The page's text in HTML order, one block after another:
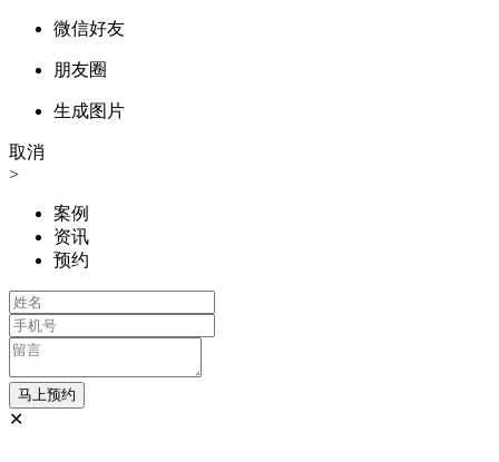
微信好友
朋友圈
生成图片
取消
>
案例
资讯
预约
✕